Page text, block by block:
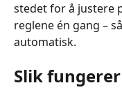
stedet for å justere
reglene én gang –
automatisk.
Slik